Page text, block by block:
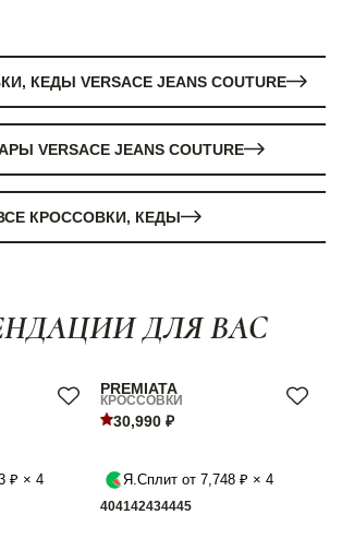
КЕДЫ VERSACE JEANS COUTURE
VERSACE JEANS COUTURE
КРОССОВКИ, КЕДЫ
ДЛЯ ВАС
₽ × 4
PREMIATA
КРОССОВКИ
30,990 ₽
Я.Сплит от 7,748 ₽ × 4
404142434445